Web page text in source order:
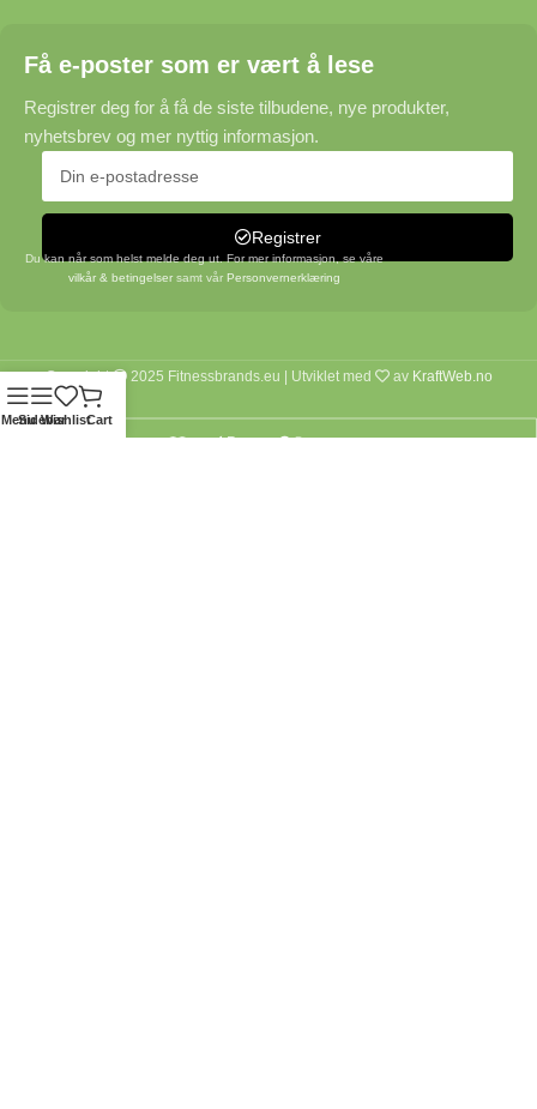
Få e-poster som er vært å lese
Registrer deg for å få de siste tilbudene, nye produkter,
nyhetsbrev og mer nyttig informasjon.
Registrer
Du kan når som helst melde deg ut. For mer informasjon, se våre
vilkår & betingelsersamt vår Personvernerklæring
Copyright 2025 Fitnessbrands.eu | Utviklet med av KraftWeb.no
MenuSidebarWishlistCart